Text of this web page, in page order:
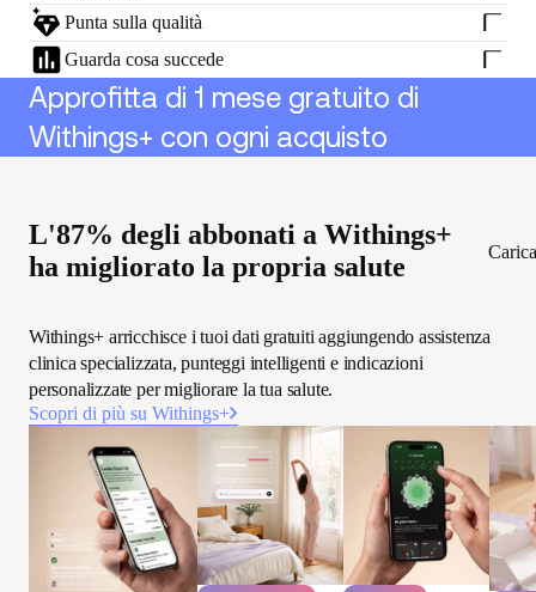
Punta sulla qualità
Guarda cosa succede
Approfitta di 1 mese gratuito di
Withings+ con ogni acquisto
L'87% degli abbonati a Withings+
ha migliorato la propria salute
Withings+ arricchisce i tuoi dati gratuiti aggiungendo assistenza
clinica specializzata, punteggi intelligenti e indicazioni
personalizzate per migliorare la tua salute.
Scopri di più su Withings+